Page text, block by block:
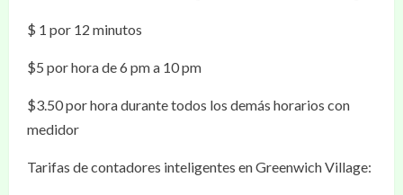
$ 1 por 12 minutos
$5 por hora de 6 pm a 10 pm
$3.50 por hora durante todos los demás horarios con
medidor
Tarifas de contadores inteligentes en Greenwich Village: